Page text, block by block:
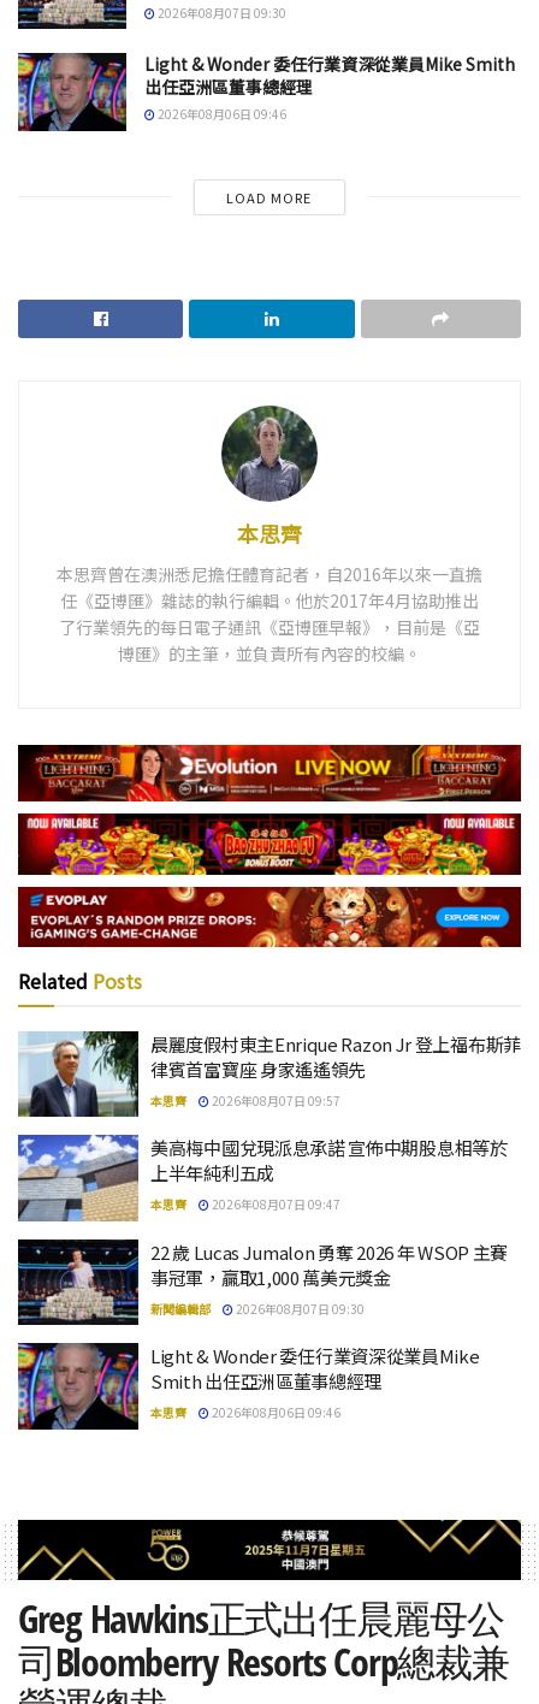
2026年08月07日 09:30
Light & Wonder 委任行業資深從業員Mike Smith
出任亞洲區董事總經理
2026年08月06日 09:46
LOAD MORE
本思齊
本思齊曾在澳洲悉尼擔任體育記者，自2016年以來一直擔
任《亞博匯》雜誌的執行編輯。他於2017年4月協助推出
了行業領先的每日電子通訊《亞博匯早報》，目前是《亞
博匯》的主筆，並負責所有內容的校編。
Related Posts
晨麗度假村東主Enrique Razon Jr 登上福布斯菲
律賓首富寶座 身家遙遙領先
本思齊 2026年08月07日 09:57
美高梅中國兌現派息承諾 宣佈中期股息相等於
上半年純利五成
本思齊 2026年08月07日 09:47
22 歲 Lucas Jumalon 勇奪 2026 年 WSOP 主賽
事冠軍，贏取1,000 萬美元獎金
新聞編輯部 2026年08月07日 09:30
Light & Wonder 委任行業資深從業員Mike
Smith 出任亞洲區董事總經理
本思齊 2026年08月06日 09:46
Greg Hawkins正式出任晨麗母公
司Bloomberry Resorts Corp總裁兼